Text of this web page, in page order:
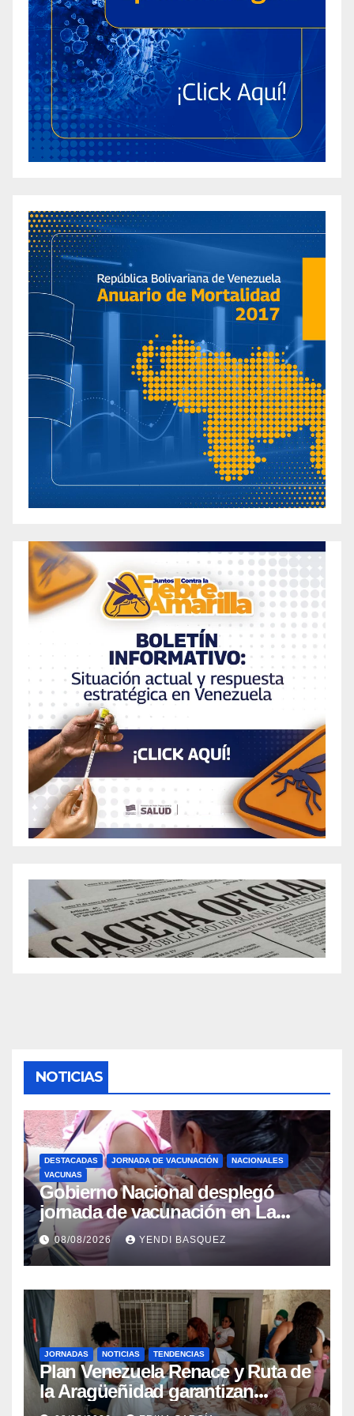
NOTICIAS
DESTACADAS JORNADA DE VACUNACIÓN
NACIONALES
VACUNAS
Gobierno Nacional desplegó
jornada de vacunación en La
Guaira para garantizar protección
epidemiológica
08/08/2026 YENDI BASQUEZ
JORNADAS NOTICIAS TENDENCIAS
Plan Venezuela Renace y Ruta de
la Aragüeñidad garantizan
atención médica integral en